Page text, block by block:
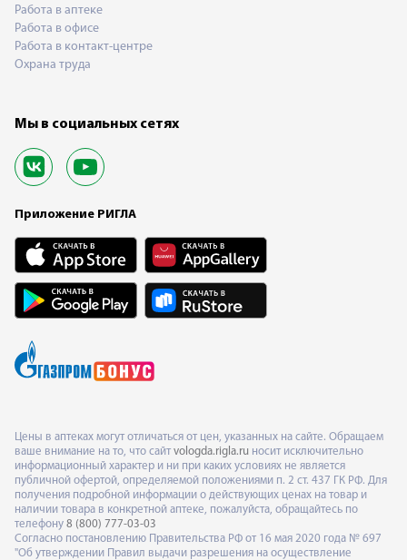
Работа в аптеке
Работа в офисе
Работа в контакт-центре
Охрана труда
Мы в социальных сетях
Приложение РИГЛА
Цены в аптеках могут отличаться от цен, указанных на сайте. Обращаем
ваше внимание на то, что сайт vologda.rigla.ru носит исключительно
информационный характер и ни при каких условиях не является
публичной офертой, определяемой положениями п. 2 ст. 437 ГК РФ. Для
получения подробной информации о действующих ценах на товар и
наличии товара в конкретной аптеке, пожалуйста, обращайтесь по
телефону 8 (800) 777-03-03
Согласно постановлению Правительства РФ от 16 мая 2020 года № 697
"Об утверждении Правил выдачи разрешения на осуществление